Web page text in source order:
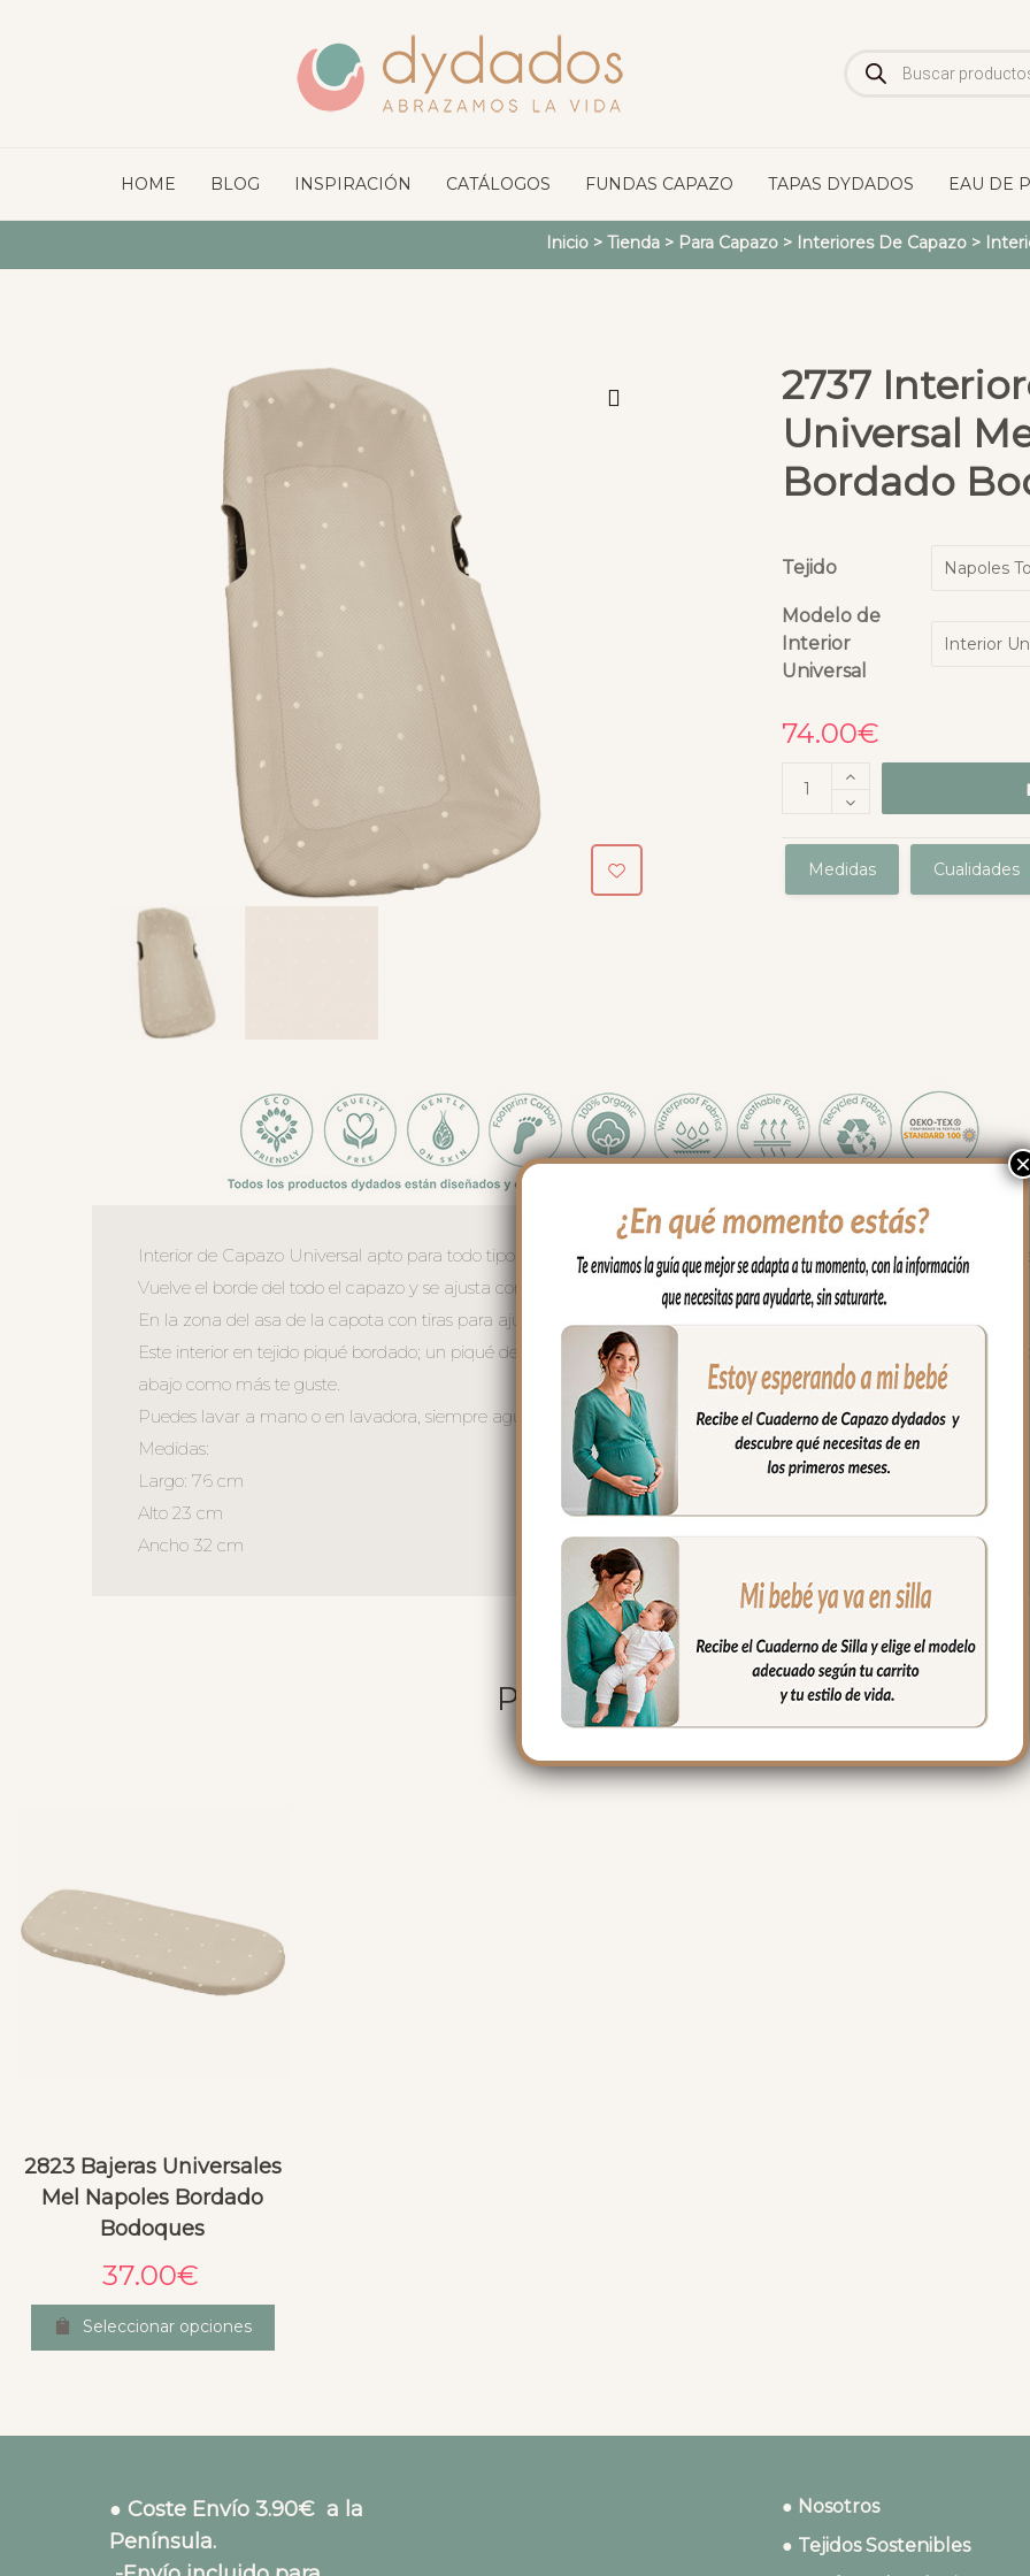
de
productos
HOME BLOG INSPIRACIÓN CATÁLOGOS FUNDAS CAPAZO TAPAS DYDADOS EAU DE
Inicio> Tienda> Para Capazo> Interiores De Capazo>
2737
Universal
Bordado
Tejido
Modelo de
Interior
Universal
74.00€
Medidas Cualidades
Interior de Capazo Universal apto para todo tipo de capazos que no lleven la capota unida al capazo mediante
Vuelve el borde del todo el capazo y se ajusta con goma.
En la zona del asa de la capota con tiras para ajustar bien.
Este interior en tejido piqué bordado; un piqué de algodón. no lleva relleno y lo puedes usar con el colchón arriba o
abajo como más te guste.
Puedes lavar a mano o en lavadora, siempre agua fría, jabones no abrasivos y secado al natural.
Medidas:
Largo: 76 cm
Alto 23 cm
Ancho 32 cm
PRODUCTOS RELACIONADOS
2823 Bajeras Universales
Mel Napoles Bordado
Bodoques
37.00€
Seleccionar opciones
● Coste Envío 3.90€ a la
Península.
● Nosotros
● Tejidos Sostenibles
×